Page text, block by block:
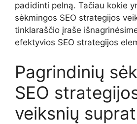
padidinti pelną. Tačiau kokie
sėkmingos SEO strategijos
tinklaraščio įraše
efektyvios SEO strategijos
Pagrindinių
SEO
veiksnių